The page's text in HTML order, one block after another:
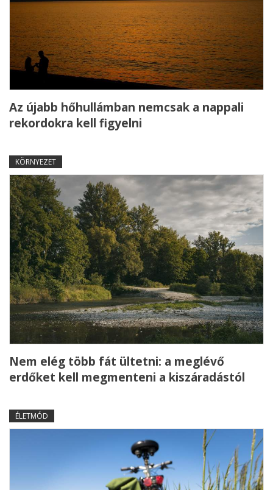
Az újabb hőhullámban nemcsak a nappali
rekordokra kell figyelni
KÖRNYEZET
Nem elég több fát ültetni: a meglévő
erdőket kell megmenteni a kiszáradástól
ÉLETMÓD